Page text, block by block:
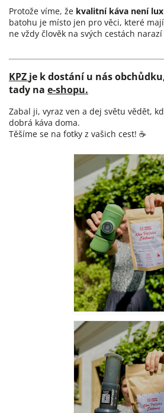
Protože víme, že kvalitní káva není
batohu je místo jen pro věci, které
ne vždy člověk na svých cestách
KPZ je k dostání u nás
tady na e-shopu.
Zabal ji, vyraz ven a dej světu vědět,
dobrá káva doma.
Těšíme se na fotky z vašich cest! ☕